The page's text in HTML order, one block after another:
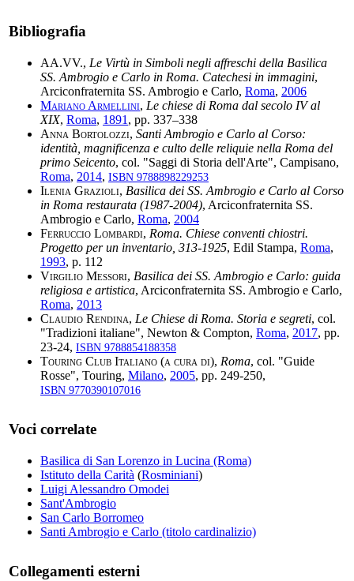
Bibliografia
AA.VV., Le Virtù in Simboli negli affreschi della Basilica
SS. Ambrogio e Carlo in Roma. Catechesi in immagini,
Arciconfraternita SS. Ambrogio e Carlo, Roma, 2006
Mariano Armellini, Le chiese di Roma dal secolo IV al
XIX, Roma, 1891 , pp. 337–338
Anna Bortolozzi, Santi Ambrogio e Carlo al Corso:
identità, magnificenza e culto delle reliquie nella Roma del
primo Seicento, col. "Saggi di Storia dell'Arte", Campisano,
Roma, 2014, ISBN 9788898229253
Ilenia Grazioli, Basilica dei SS. Ambrogio e Carlo al Corso
in Roma restaurata (1987-2004), Arciconfraternita SS.
Ambrogio e Carlo, Roma, 2004
Ferruccio Lombardi, Roma. Chiese conventi chiostri.
Progetto per un inventario, 313-1925, Edil Stampa, Roma,
1993, p. 112
Virgilio Messori, Basilica dei SS. Ambrogio e Carlo: guida
religiosa e artistica, Arciconfraternita SS. Ambrogio e Carlo,
Roma, 2013
Claudio Rendina, Le Chiese di Roma. Storia e segreti, col.
"Tradizioni italiane", Newton & Compton, Roma, 2017, pp.
23-24, ISBN 9788854188358
Touring Club Italiano (a cura di), Roma, col. "Guide
Rosse", Touring, Milano, 2005, pp. 249-250,
ISBN 9770390107016
Voci correlate
Basilica di San Lorenzo in Lucina (Roma)
Istituto della Carità (Rosminiani)
Luigi Alessandro Omodei
Sant'Ambrogio
San Carlo Borromeo
Santi Ambrogio e Carlo (titolo cardinalizio)
Collegamenti esterni